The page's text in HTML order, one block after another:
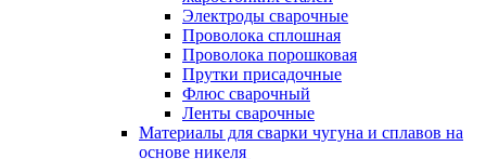
Электроды сварочные
Проволока сплошная
Проволока порошковая
Прутки присадочные
Флюс сварочный
Ленты сварочные
Материалы для сварки чугуна и сплавов на
основе никеля